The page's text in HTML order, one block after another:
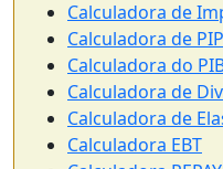
Calculadora de
Calculadora de PIP
Calculadora do
Calculadora de
Calculadora de
Calculadora EBT